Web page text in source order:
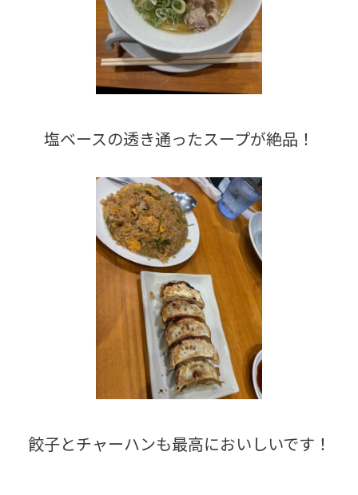
塩ベースの透き通ったスープが絶品！
餃子とチャーハンも最高においしいです！